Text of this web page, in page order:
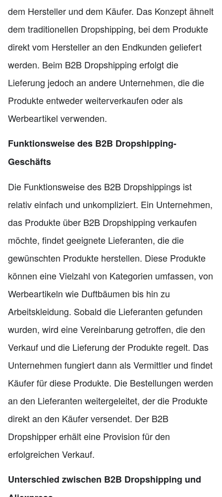
dem Hersteller und dem Käufer. Das Konzept ähnelt
dem traditionellen Dropshipping, bei dem Produkte
direkt vom Hersteller an den Endkunden geliefert
werden. Beim B2B Dropshipping erfolgt die
Lieferung jedoch an andere Unternehmen, die die
Produkte entweder weiterverkaufen oder als
Werbeartikel verwenden.
Funktionsweise des B2B Dropshipping-
Geschäfts
Die Funktionsweise des B2B Dropshippings ist
relativ einfach und unkompliziert. Ein Unternehmen,
das Produkte über B2B Dropshipping verkaufen
möchte, findet geeignete Lieferanten, die die
gewünschten Produkte herstellen. Diese Produkte
können eine Vielzahl von Kategorien umfassen, von
Werbeartikeln wie Duftbäumen bis hin zu
Arbeitskleidung. Sobald die Lieferanten gefunden
wurden, wird eine Vereinbarung getroffen, die den
Verkauf und die Lieferung der Produkte regelt. Das
Unternehmen fungiert dann als Vermittler und findet
Käufer für diese Produkte. Die Bestellungen werden
an den Lieferanten weitergeleitet, der die Produkte
direkt an den Käufer versendet. Der B2B
Dropshipper erhält eine Provision für den
erfolgreichen Verkauf.
Unterschied zwischen B2B Dropshipping und